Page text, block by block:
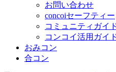
お問い合わせ
concoiセーフティー
コミュニティガイ
コンコイ活用ガイ
おみコン
合コン